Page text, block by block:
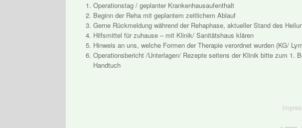
Operationstag / geplanter Krankenhausaufenthalt
Beginn der Reha mit geplantem zeitlichem Ablauf
Gerne Rückmeldung während der Rehaphase, aktueller Stand des
Hilfsmittel für zuhause – mit Klinik/ Sanitätshaus klären
Hinweis an uns, welche Formen der Therapie verordnet wurden (KG/
Operationsbericht /Unterlagen/ Rezepte seitens der Klinik bitte zum 1.
Handtuch